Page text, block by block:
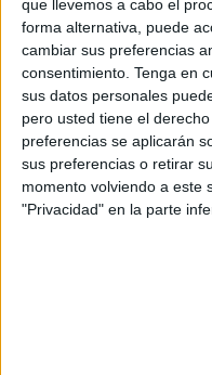
que llevemos a cabo el
forma alternativa, puede
cambiar sus preferencias
consentimiento. Tenga en
sus datos personales
pero usted tiene el
preferencias se aplicarán
sus preferencias o retirar
momento volviendo a este
"Privacidad" en la parte
desde el lunes 29
la localidad
Subarucomo
llegarán los tenistas
Castilla y León Villa
bi-fuel será la que
en la flota que
torneo.